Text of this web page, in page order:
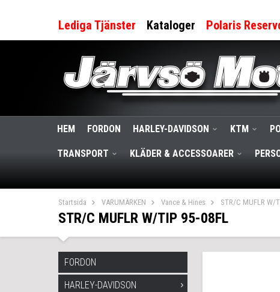
Lediga Tjänster Kataloger Polaris
HEM FORDON HARLEY-DAVIDSON KTM
TRANSPORT KLÄDER & ACCESSOARER
Startsida VARUMÄRKEN Vance & Hines STR/C MUFLR W/
STR/C MUFLR W/TIP 95-08FL
FORDON
HARLEY-DAVIDSON